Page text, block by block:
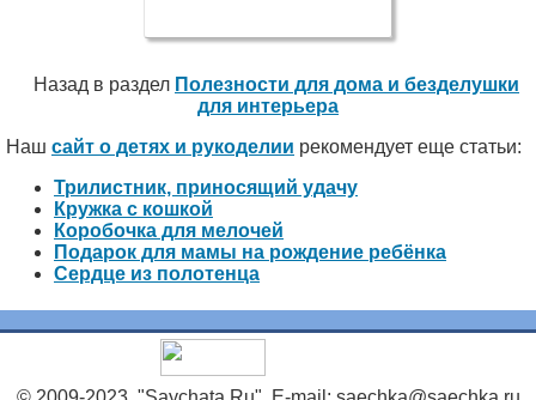
Назад в раздел Полезности для дома и безделушки
для интерьера
Наш сайт о детях и рукоделии рекомендует еще статьи:
Трилистник, приносящий удачу
Кружка с кошкой
Коробочка для мелочей
Подарок для мамы на рождение ребёнка
Сердце из полотенца